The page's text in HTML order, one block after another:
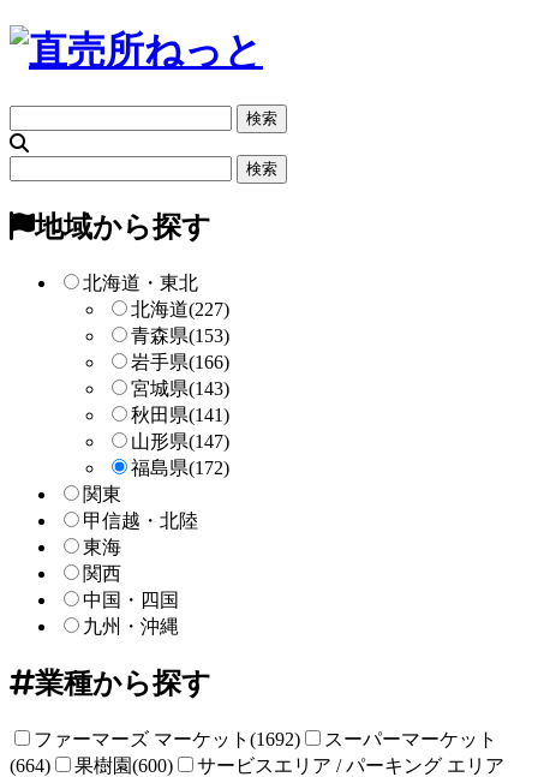
リ
索
ー
検
地域から探す
北海道・東北
北海道(227)
青森県(153)
岩手県(166)
宮城県(143)
秋田県(141)
山形県(147)
福島県(172)
関東
甲信越・北陸
東海
関西
中国・四国
九州・沖縄
業種から探す
ファーマーズ マーケット(1692)
スーパーマーケット
(664)
果樹園(600)
サービスエリア / パーキング エリア